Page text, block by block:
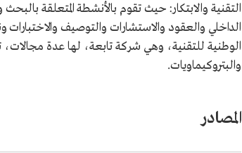
التقنية والابتكار: حيث تقوم بالأنشطة المتعلقة
الداخلي والعقود والاستشارات والتوصيف
الوطنية للتقنية، وهي شركة تابعة، لها عدة مجالات،
والبتروكيماويات.
المصادر